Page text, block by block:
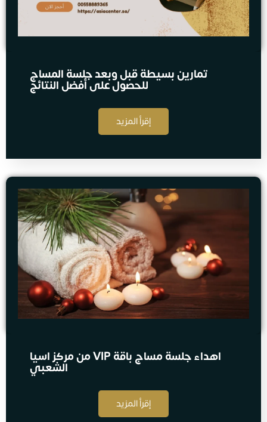
تمارين بسيطة قبل وبعد جلسة المساج
للحصول على أفضل النتائج
إقرأ المزيد
اهداء جلسة مساج​ باقة VIP من مركز اسيا
الشعبي
إقرأ المزيد